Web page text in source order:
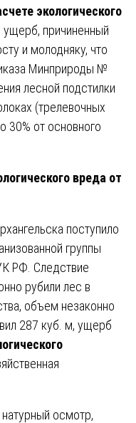
экологического
ущерб, причиненный
и молодняку, что
Минприроды №
лесной подстилки
(трелевочных
30% от основного
вреда от
поступило
группы
РФ. Следствие
рубили лес в
объем незаконно
287 куб. м, ущерб
осмотр,